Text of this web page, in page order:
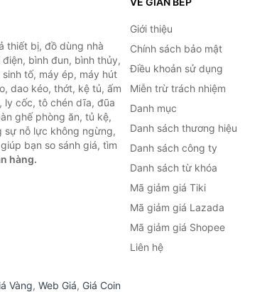
thiết bị, đồ dùng nhà
bình đun, bình thủy,
tố, máy ép, máy hút
dao kéo, thớt, kệ tủ, ấm
ly cốc, tô chén dĩa, đũa
ghế phòng ăn, tủ kệ,
sự nỗ lực không ngừng,
bạn so sánh giá, tìm
hàng.
Giới thiệu
Chính sách bảo mật
Điều khoản sử dụng
Miễn trừ trách nhiệm
Danh mục
Danh sách thương hiệu
Danh sách công ty
Danh sách từ khóa
Mã giảm giá Tiki
Mã giảm giá Lazada
Mã giảm giá Shopee
Liên hệ
Vàng, Web Giá, Giá Coin